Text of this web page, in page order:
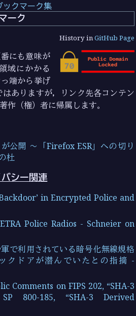
ックマーク集
ーク
History inGitHub Page
にも意味が
域にかかる
端から挙げ
ありますが，リンク先各コンテン
作（権）者に帰属します。
公開 ～「Firefox ESR」への切り
杜
シー関連
in Encrypted Police and
Police Radios - Schneier on
で利用されている暗号化無線規格
クドアが潜んでいたとの指摘 -
Comments on FIPS 202, “SHA-3
800-185, “SHA-3 Derived